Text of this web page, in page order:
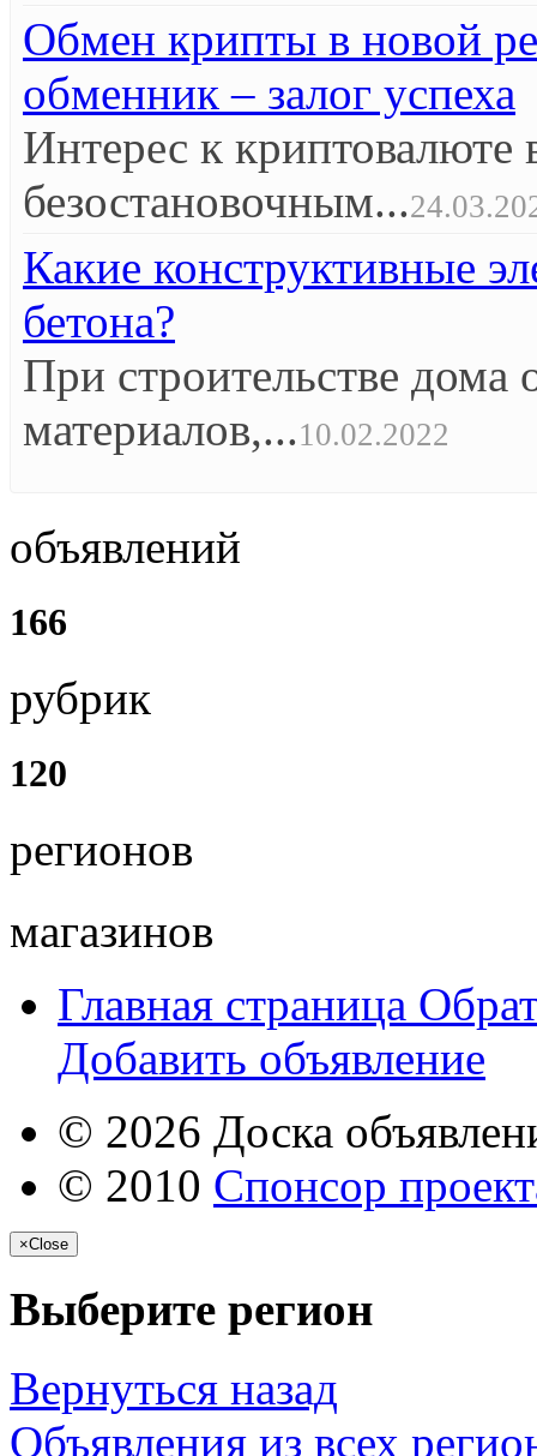
Обмен крипты в новой
обменник – залог успеха
Интерес к криптовалюте
безостановочным...
Какие конструктивные
бетона?
При строительстве
материалов,...10.02.2022
объявлений
166
рубрик
120
регионов
магазинов
Главная страница
Добавить объявление
© 2026 Доска
© 2010 Спонсор
×Close
Выберите регион
Вернуться назад
Объявления из всех